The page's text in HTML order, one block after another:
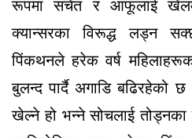
क्यान्सरका विरूद्ध लड्न
पिंकथनले हरेक वर्ष
बुलन्द पार्दै अगाडि
खेल्ने हो भन्ने सोचलाई तोड्नका